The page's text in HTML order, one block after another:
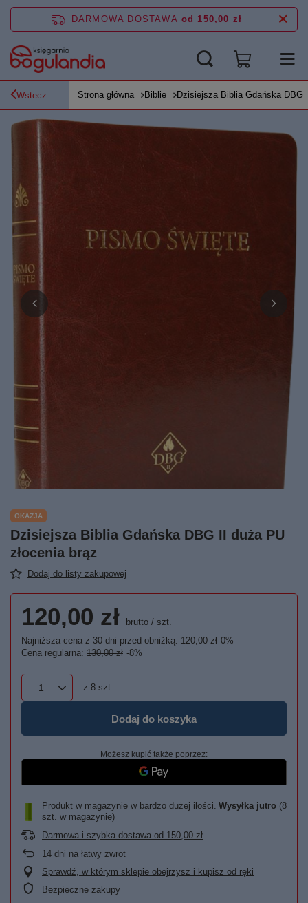
DARMOWA DOSTAWA od 150,00 zł
Wstecz Strona główna Biblie Dzisiejsza Biblia Gdańska DBG
OKAZJA
Dzisiejsza Biblia Gdańska DBG II duża PU
złocenia brąz
Dodaj do listy zakupowej
120,00 zł brutto / szt.
Najniższa cena z 30 dni przed obniżką: 120,00 zł 0%
Cena regularna: 130,00 zł -8%
z 8 szt.
Dodaj do koszyka
Możesz kupić także poprzez:
Produkt w magazynie w bardzo dużej ilości Wysyłka jutro (8
szt. w magazynie)
Darmowa i szybka dostawa od 150,00 zł
14 dni na łatwy zwrot
Sprawdź, w którym sklepie obejrzysz i kupisz od ręki
Bezpieczne zakupy